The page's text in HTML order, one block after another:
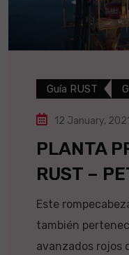
Guía RUST
12 January, 2021
PLANTA
RUST –
Este
también
avanzados rojos